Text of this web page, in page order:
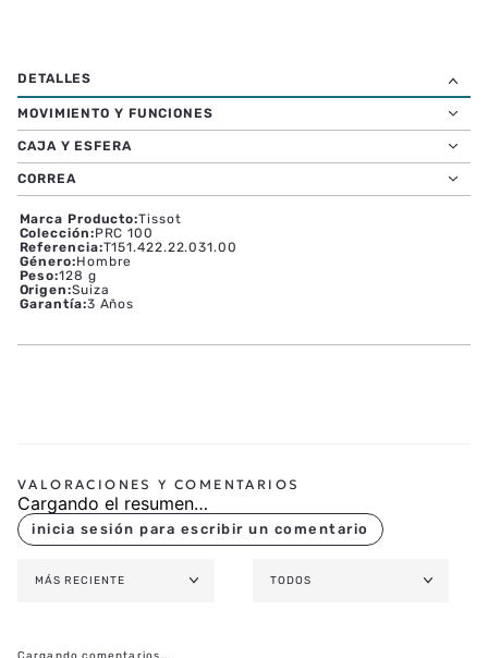
MOVIMIENTO Y FUNCIONES
CAJA Y ESFERA
CORREA
Marca Producto:Tissot
Colección:PRC 100
Referencia:T151.422.22.031.00
Género:Hombre
Peso:128 g
Origen:Suiza
Garantía:3 Años
Cargando el resumen…
MÁS RECIENTE TODOS